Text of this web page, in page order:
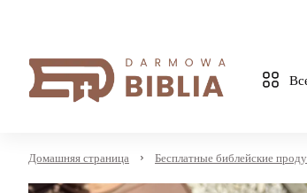
Домашняя страница Бесплатные библейские